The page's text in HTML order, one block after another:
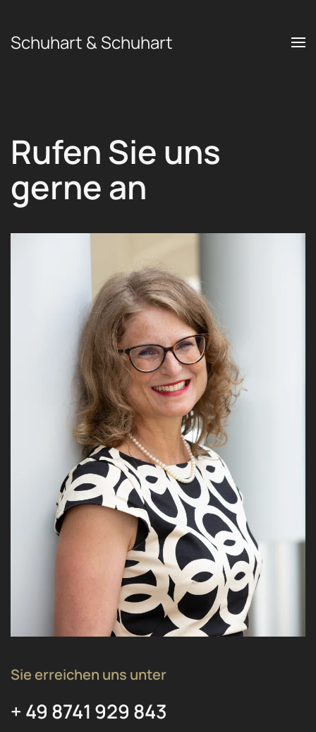
Zum Hauptinhalt springen
Schuhart & Schuhart
Rufen Sie uns
gerne an
Sie erreichen uns unter
+ 49 8741 929 843